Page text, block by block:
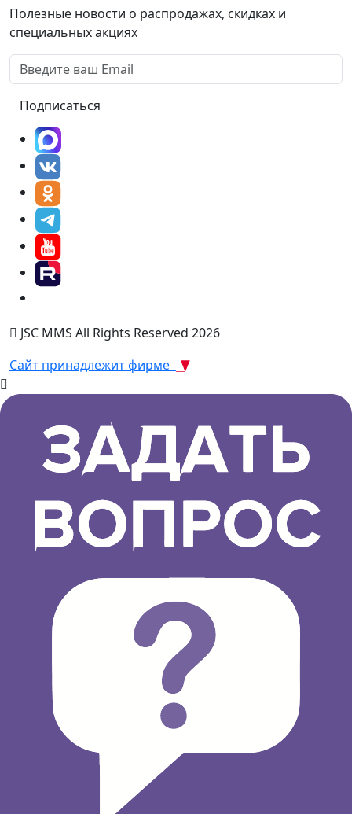
Полезные новости о распродажах, скидках и
специальных акциях
Подписаться
JSC MMS All Rights Reserved 2026
Сайт принадлежит фирме